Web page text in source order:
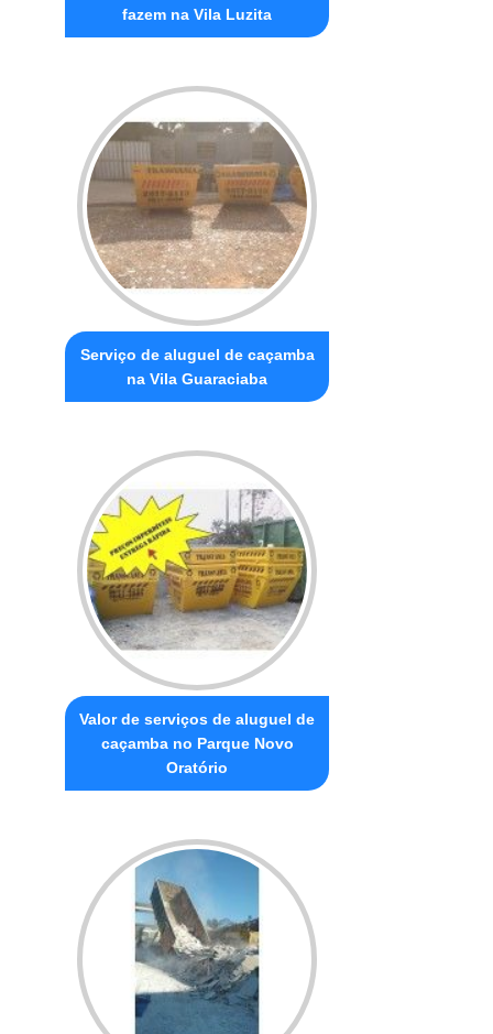
fazem na Vila Luzita
Serviço de aluguel de caçamba
na Vila Guaraciaba
Valor de serviços de aluguel de
caçamba no Parque Novo
Oratório